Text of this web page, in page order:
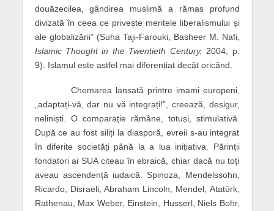
douăzecilea, gândirea muslimă a rămas profund
divizată în ceea ce privește meritele liberalismului și
ale globalizării” (Suha Taji-Farouki, Basheer M. Nafi,
Islamic Thought in the Twentieth Century, 2004, p.
9). Islamul este astfel mai diferențiat decât oricând.
Chemarea lansată printre imami europeni,
„adaptați-vă, dar nu vă integrați!”, creează, desigur,
neliniști. O comparație rămâne, totuși, stimulativă.
După ce au fost siliți la diasporă, evreii s-au integrat
în diferite societăți până la a lua inițiativa. Părinții
fondatori ai SUA citeau în ebraică, chiar dacă nu toți
aveau ascendență iudaică. Spinoza, Mendelssohn,
Ricardo, Disraeli, Abraham Lincoln, Mendel, Atatürk,
Rathenau, Max Weber, Einstein, Husserl, Niels Bohr,